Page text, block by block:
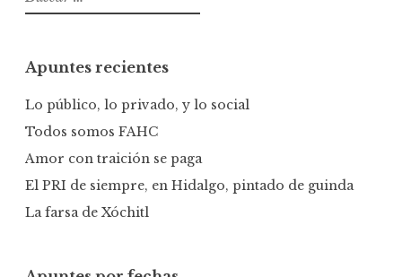
u
a
r
Apuntes recientes
Lo público, lo privado, y lo social
Todos somos FAHC
Amor con traición se paga
El PRI de siempre, en Hidalgo, pintado de guinda
La farsa de Xóchitl